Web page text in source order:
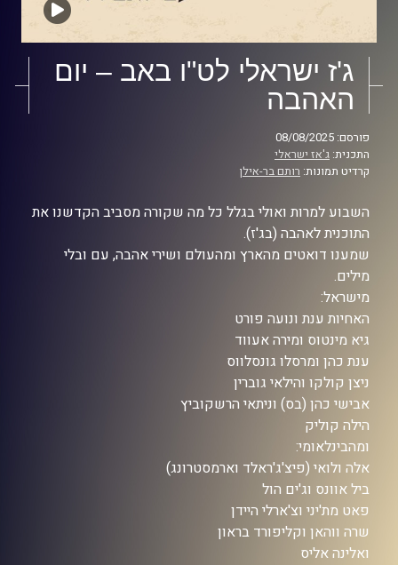
ג'ז ישראלי לט"ו באב – יום
האהבה
פורסם: 08/08/2025
התכנית: ג'אז ישראלי
קרדיט תמונות: רותם בר-אילן
השבוע למרות ואולי בגלל כל מה שקורה מסביב הקדשנו את
התוכנית לאהבה (בג'ז).
שמענו דואטים מהארץ ומהעולם ושירי אהבה, עם ובלי
מילים.
מישראל:
האחיות ענת ונועה פורט
גיא מינטוס ומירה אעווד
ענת כהן ומרסלו גונסלווס
ניצן קולקו והילאי גוברין
אבישי כהן (בס) וניתאי הרשקוביץ
הילה קוליק
ומהבינלאומי:
אלה ולואי (פיצ'ג'ראלד וארמסטרונג)
ביל אוונס וג'ים הול
פאט מת'יני וצ'ארלי היידן
שרה ווהאן וקליפורד בראון
ואלינה אליס